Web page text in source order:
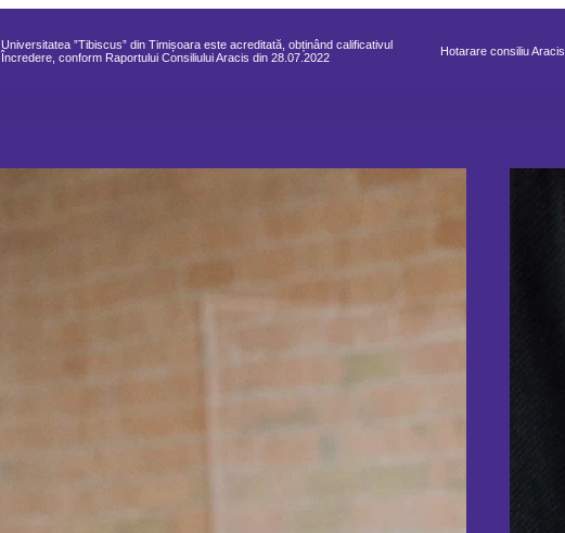
Universitatea ”Tibiscus” din Timișoara este acreditată, obținând calificativul
Încredere, conform Raportului Consiliului Aracis din 28.07.2022
Hotarare consiliu Aracis